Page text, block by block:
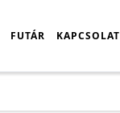
FUTÁR KAPCSOLAT